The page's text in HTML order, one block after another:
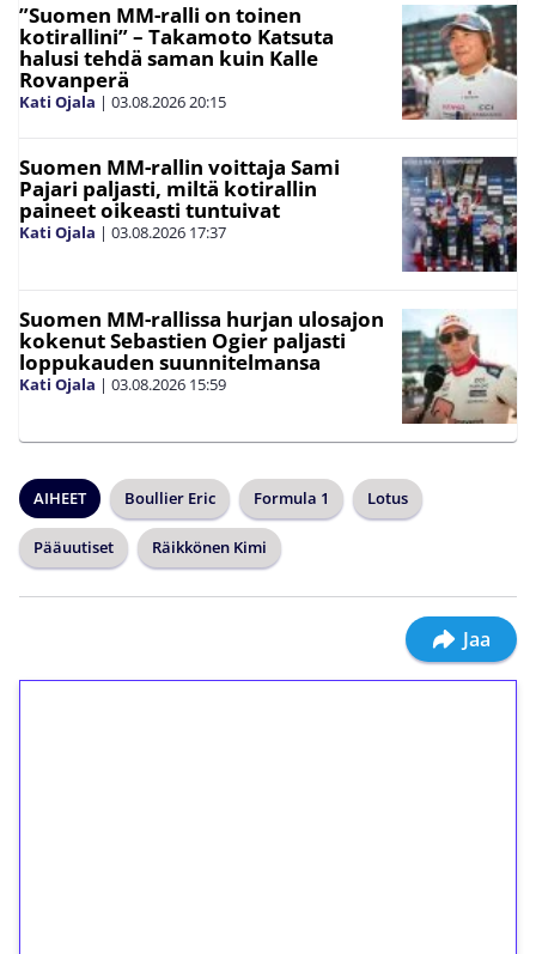
”Suomen MM-ralli on toinen
kotirallini” – Takamoto Katsuta
halusi tehdä saman kuin Kalle
Rovanperä
Kati Ojala | 03.08.202620:15
Suomen MM-rallin voittaja Sami
Pajari paljasti, miltä kotirallin
paineet oikeasti tuntuivat
Kati Ojala | 03.08.2026 17:37
Suomen MM-rallissa hurjan ulosajon
kokenut Sebastien Ogier paljasti
loppukauden suunnitelmansa
Kati Ojala | 03.08.2026 15:59
AIHEET Boullier Eric Formula 1 Lotus
Pääuutiset Räikkönen Kimi
Jaa